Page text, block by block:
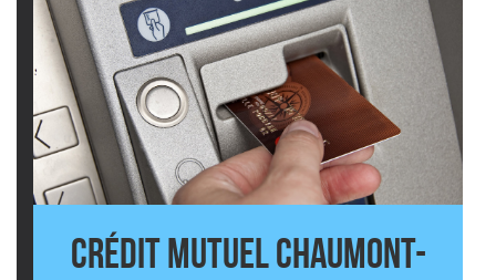
CRÉDIT MUTUEL CHAUMONT-